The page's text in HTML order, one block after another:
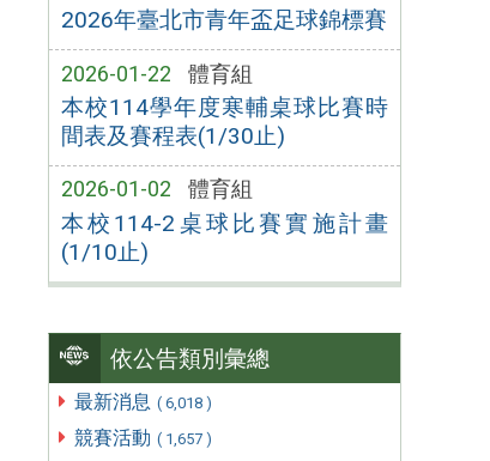
2026年臺北市青年盃足球錦標賽
2026-01-22 體育組
本校114學年度寒輔桌球比賽時
間表及賽程表(1/30止)
2026-01-02 體育組
本校114-2桌球比賽實施計畫
(1/10止)
依公告類別彙總
最新消息 ( 6,018 )
競賽活動 ( 1,657 )